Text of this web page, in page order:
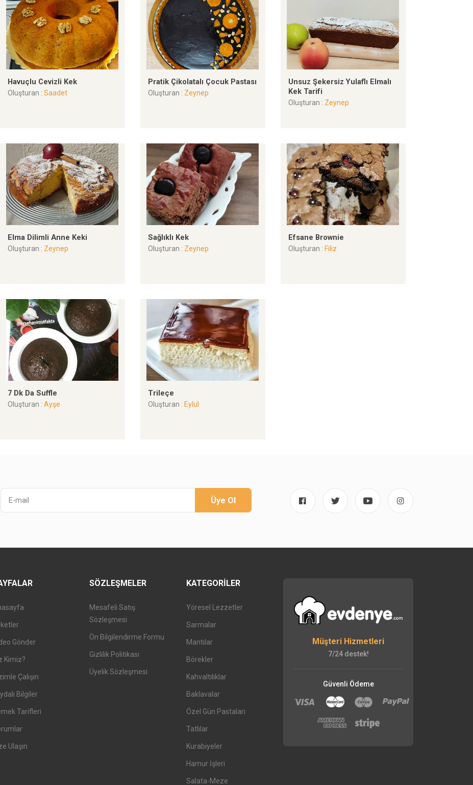
Havuçlu Cevizli Kek
Oluşturan : Saadet
Pratik Çikolatalı Çocuk Pastası
Oluşturan : Zeynep
Unsuz Şekersiz Yulaflı Elmalı
Kek Tarifi
Oluşturan : Zeynep
Elma Dilimli Anne Keki
Oluşturan : Zeynep
Sağlıklı Kek
Oluşturan : Zeynep
Efsane Brownie
Oluşturan : Filiz
7 Dk Da Suffle
Oluşturan : Ayşe
Trileçe
Oluşturan : Eylül
Üye Ol
Gönder
Kimiz?
Çalışın
Bilgiler
Tarifleri
Ulaşın
SÖZLEŞMELER
Mesafeli Satış
Sözleşmesi
Ön Bilgilendirme Formu
Gizlilik Politikası
Üyelik Sözleşmesi
KATEGORILER
Yöresel Lezzetler
Sarmalar
Mantılar
Börekler
Kahvaltılıklar
Baklavalar
Özel Gün Pastaları
Tatlılar
Kurabiyeler
Hamur İşleri
Salata-Meze
Müşteri Hizmetleri
7/24 destek!
Güvenli Ödeme